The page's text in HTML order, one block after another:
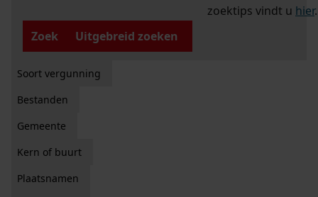
zoektips vindt u hier.
Zoek
Uitgebreid zoeken
Soort vergunning
Bestanden
Gemeente
Kern of buurt
Plaatsnamen